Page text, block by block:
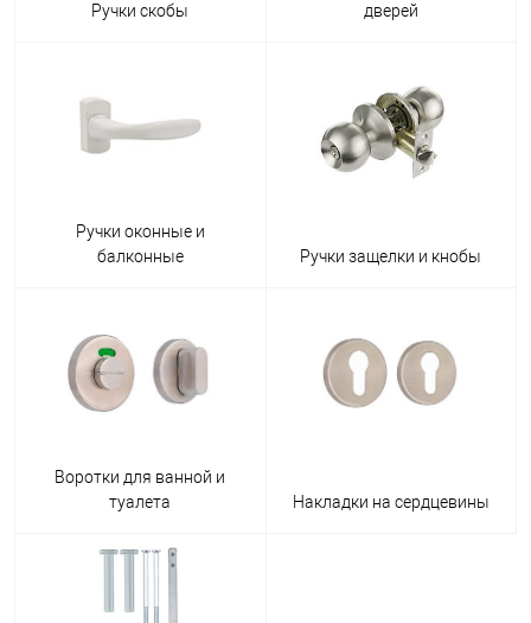
Ручки скобы
дверей
Ручки оконные и
балконные
Ручки защелки и кнобы
Воротки для ванной и
туалета
Накладки на сердцевины